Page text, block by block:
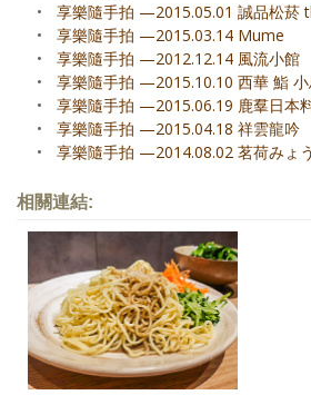
•
享樂隨手拍 —2015.05.01 誠品松菸
•
享樂隨手拍 —2015.03.14 Mume
•
享樂隨手拍 —2012.12.14 風流小館
•
享樂隨手拍 —2015.10.10 西華 鮨
•
享樂隨手拍 —2015.06.19 鹿羣日本
•
享樂隨手拍 —2015.04.18 祥雲龍吟
•
享樂隨手拍 —2014.08.02 茗荷みょ
相關連結: